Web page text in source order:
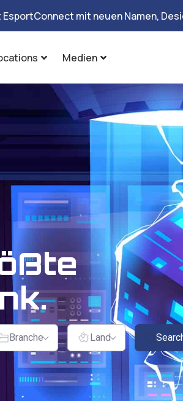
EsportConnect mit neuen Namen,
Medien
Branche Land